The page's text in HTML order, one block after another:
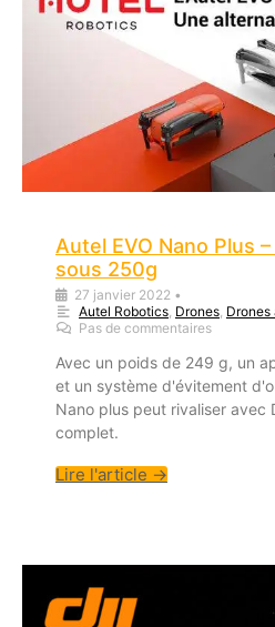
Autel EVO Nano Plus
sous 250g
27 janvier 2022 •
Autel Robotics Drones Drones
Pas de commentaires
Avec un poids de 249 g, un
et un système d'évitement
Nano plus peut rivaliser avec
complet.
Lire l'article →